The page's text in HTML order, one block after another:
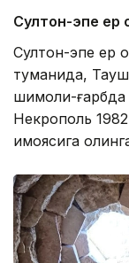
Султон-эпе ер
Султон-эпе ер
туманида,
шимоли-
Некрополь
ҳимоясига